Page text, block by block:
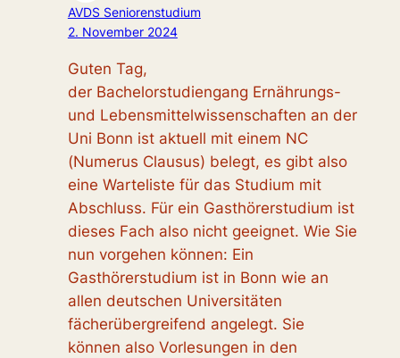
AVDS Seniorenstudium
2. November 2024
Guten Tag,
der Bachelorstudiengang Ernährungs-
und Lebensmittelwissenschaften an der
Uni Bonn ist aktuell mit einem NC
(Numerus Clausus) belegt, es gibt also
eine Warteliste für das Studium mit
Abschluss. Für ein Gasthörerstudium ist
dieses Fach also nicht geeignet. Wie Sie
nun vorgehen können: Ein
Gasthörerstudium ist in Bonn wie an
allen deutschen Universitäten
fächerübergreifend angelegt. Sie
können also Vorlesungen in den